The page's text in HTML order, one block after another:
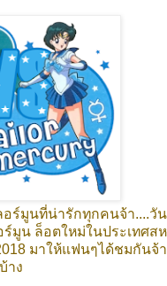
อร์มูนที่น่ารักทุกคนจ้า....วั
มูน ล็อตใหม่ในประเทศส
มาให้แฟนๆได้ชมกันจ้
าง